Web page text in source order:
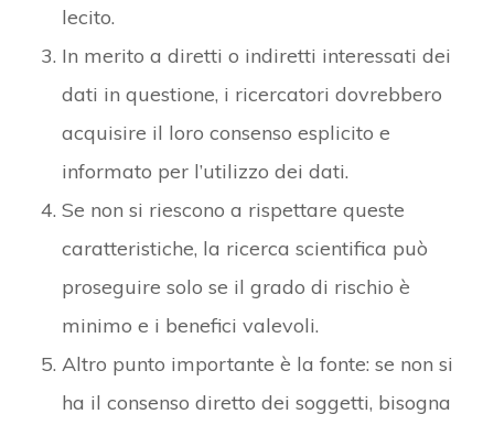
lecito.
In merito a diretti o indiretti interessati dei
dati in questione, i ricercatori dovrebbero
acquisire il loro consenso esplicito e
informato per l’utilizzo dei dati.
Se non si riescono a rispettare queste
caratteristiche, la ricerca scientifica può
proseguire solo se il grado di rischio è
minimo e i benefici valevoli.
Altro punto importante è la fonte: se non si
ha il consenso diretto dei soggetti, bisogna